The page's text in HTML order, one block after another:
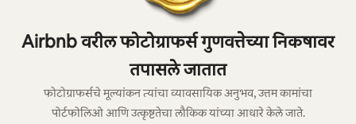
Airbnb वरील फोटोग्राफर्स गुणवत्तेच्या निकषावर
तपासले जातात
फोटोग्राफर्सचे मूल्यांकन त्यांचा व्यावसायिक अनुभव, उत्तम कामांचा
पोर्टफोलिओ आणि उत्कृष्टतेचा लौकिक यांच्या आधारे केले जाते.